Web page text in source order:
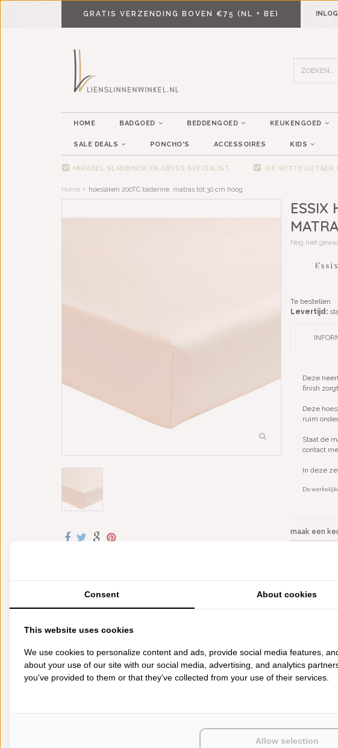
GRATIS VERZENDING BOVEN €75 (NL + BE)
HOME BADGOED BEDDENGOED KEUKENGOED
SALE DEALS PONCHO'S ACCESSOIRES KIDS
MIRABEL SLABBINCK EN ABYSS SPECIALIST DE WITTE LIETAER
Home hoeslaken 200TC ballerine, matras tot 30 cm hoog
Aan verlanglijst toevoegen
Toevoegen aan vergelijking
Afdrukken
ESSIX
Nog niet
Te bestellen
Levertijd:
Deze
finish
Deze
ruim
Staat de
contact
In deze
De
maak een
VERGELIJKBARE PRODUCTEN
200TC 200TC
Consent About cookies
This website uses cookies
We use cookies to personalize content and ads, provide social media features,
about your use of our site with our social media, advertising, and analytics
you've provided to them or that they've collected from your use of their services.
Allow selection